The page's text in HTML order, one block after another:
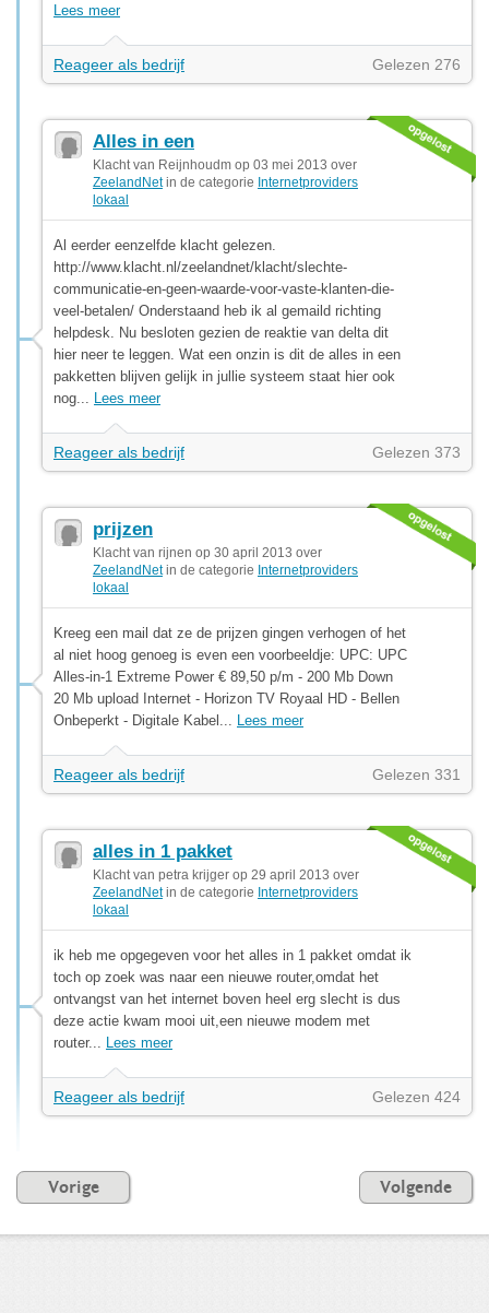
Lees meer
Reageer als bedrijf Gelezen 276
Alles in een
Klacht van Reijnhoudm op 03 mei 2013 over
ZeelandNetin de categorie Internetproviders
lokaal
Al eerder eenzelfde klacht gelezen.
http://www.klacht.nl/zeelandnet/klacht/slechte-
communicatie-en-geen-waarde-voor-vaste-klanten-die-
veel-betalen/ Onderstaand heb ik al gemaild richting
helpdesk. Nu besloten gezien de reaktie van delta dit
hier neer te leggen. Wat een onzin is dit de alles in een
pakketten blijven gelijk in jullie systeem staat hier ook
nog... Lees meer
Reageer als bedrijf Gelezen 373
prijzen
Klacht van rijnen op 30 april 2013 over
ZeelandNetin de categorie Internetproviders
lokaal
Kreeg een mail dat ze de prijzen gingen verhogen of het
al niet hoog genoeg is even een voorbeeldje: UPC: UPC
Alles-in-1 Extreme Power € 89,50 p/m - 200 Mb Down
20 Mb upload Internet - Horizon TV Royaal HD - Bellen
Onbeperkt - Digitale Kabel... Lees meer
Reageer als bedrijf Gelezen 331
alles in 1 pakket
Klacht van petra krijger op 29 april 2013 over
ZeelandNetin de categorie Internetproviders
lokaal
ik heb me opgegeven voor het alles in 1 pakket omdat ik
toch op zoek was naar een nieuwe router,omdat het
ontvangst van het internet boven heel erg slecht is dus
deze actie kwam mooi uit,een nieuwe modem met
router... Lees meer
Reageer als bedrijf Gelezen 424
Vorige Volgende